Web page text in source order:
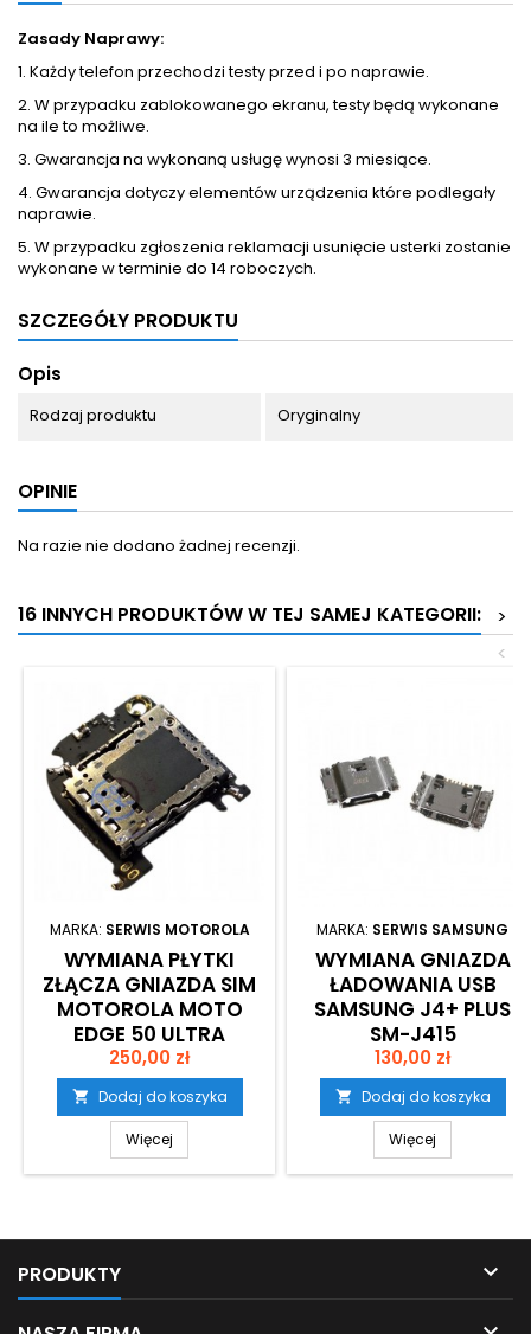
Zasady Naprawy:
1. Każdy telefon przechodzi testy przed i po naprawie.
2. W przypadku zablokowanego ekranu, testy będą wykonane
na ile to możliwe.
3. Gwarancja na wykonaną usługę wynosi 3 miesiące.
4. Gwarancja dotyczy elementów urządzenia które podlegały
naprawie.
5. W przypadku zgłoszenia reklamacji usunięcie usterki zostanie
wykonane w terminie do 14 roboczych.
SZCZEGÓŁY PRODUKTU
Opis
Rodzaj produktu Oryginalny
OPINIE
Na razie nie dodano żadnej recenzji.
16 INNYCH PRODUKTÓW W TEJ SAMEJ KATEGORII:
>
<
MARKA: SERWIS MOTOROLA
WYMIANA PŁYTKI
ZŁĄCZA GNIAZDA SIM
MOTOROLA MOTO
EDGE 50 ULTRA
Cena
250,00 zł
 Dodaj do koszyka
Więcej
MARKA: SERWIS SAMSUNG
WYMIANA GNIAZDA
ŁADOWANIA USB
SAMSUNG J4+ PLUS
SM-J415
Cena
130,00 zł
 Dodaj do koszyka
Więcej
PRODUKTY 